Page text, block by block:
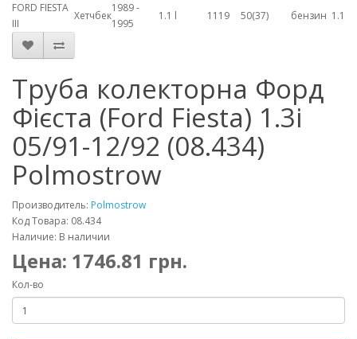
FORD FIESTA
III
Хетчбек
1989 -
1995
1.1 l 1119 50(37) бензин 1.1
Труба колекторна Форд
Фієста (Ford Fiesta) 1.3i
05/91-12/92 (08.434)
Polmostrow
Производитель: Polmostrow
Код Товара: 08.434
Наличие: В наличии
Цена: 1746.81 грн.
Кол-во